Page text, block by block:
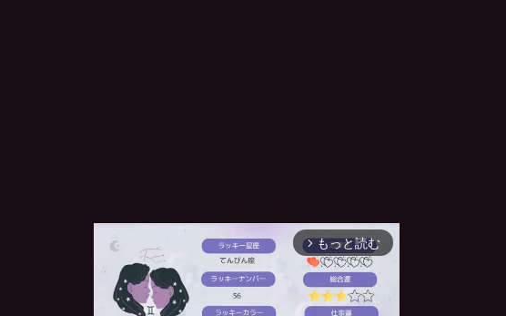
arrow_forward_ios もっと読む